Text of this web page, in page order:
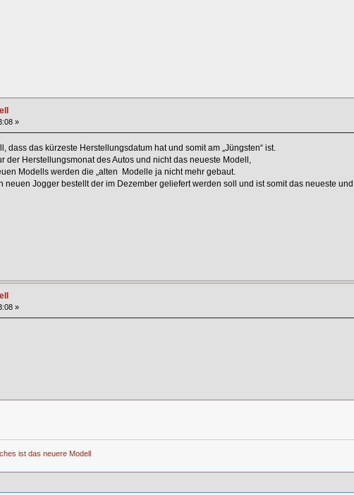
»
dass das kürzeste Herstellungsdatum hat und somit am „Jüngsten“ ist.
der Herstellungsmonat des Autos und nicht das neueste Modell,
Modells werden die „alten Modelle ja nicht mehr gebaut.
neuen Jogger bestellt der im Dezember geliefert werden soll und ist somit das neueste
»
ist das neuere Modell